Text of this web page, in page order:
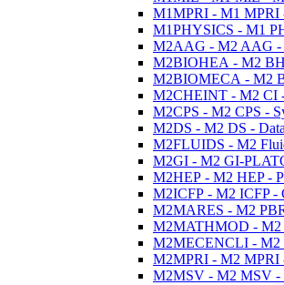
M1MPRI - M1 MPRI
M1PHYSICS - M1
M2AAG - M2 AAG -
M2BIOHEA - M2
M2BIOMECA - M2
M2CHEINT - M2 CI
M2CPS - M2 CPS -
M2DS - M2 DS -
M2FLUIDS - M2
M2GI - M2 GI-
M2HEP - M2 HEP -
M2ICFP - M2 ICFP -
M2MARES - M2
M2MATHMOD - M2
M2MECENCLI - M2
M2MPRI - M2 MPRI
M2MSV - M2 MSV -